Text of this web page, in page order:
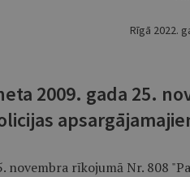
Rīgā 2022.
2009. gada 25.
rīkojumā Nr. 808